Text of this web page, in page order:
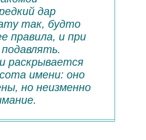
дар
так, будто
правила, и при
раскрывается
имени: оно
но неизменно